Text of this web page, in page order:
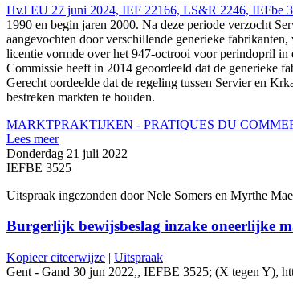
HvJ EU 27 juni 2024, IEF 22166, LS&R 2246, IEFbe
1990 en begin jaren 2000. Na deze periode verzocht
aangevochten door verschillende generieke
licentie vormde over het 947-octrooi voor perindopril in
Commissie heeft in 2014 geoordeeld dat de generieke
Gerecht oordeelde dat de regeling tussen Servier en
bestreken markten te houden.
MARKTPRAKTIJKEN - PRATIQUES DU
Lees meer
Donderdag 21 juli 2022
IEFBE 3525
Uitspraak ingezonden door Nele Somers en Myrthe
Burgerlijk bewijsbeslag inzake oneerlijke
Kopieer citeerwijze | Uitspraak
Gent - Gand 30 jun 2022,, IEFBE 3525; (X tegen Y),